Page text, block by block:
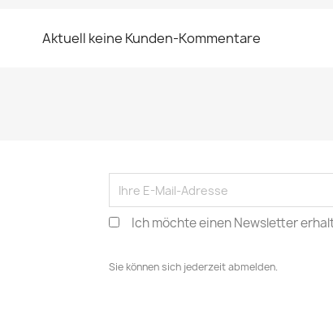
Aktuell keine Kunden-Kommentare
Ich möchte einen Newsletter
Sie können sich jederzeit abmelden.